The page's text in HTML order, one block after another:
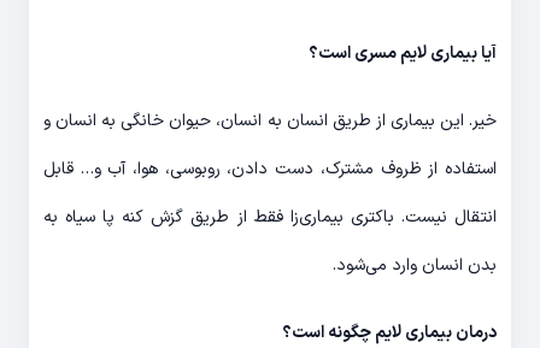
آیا بیماری لایم مسری است؟
خیر. این بیماری از طریق انسان به انسان، حیوان خانگی به انسان و
استفاده از ظروف مشترک، دست دادن، روبوسی، هوا، آب و… قابل
انتقال نیست. باکتری بیماری‌زا فقط از طریق گزش کنه پا سیاه به
بدن انسان وارد می‌شود.
درمان بیماری لایم چگونه است؟